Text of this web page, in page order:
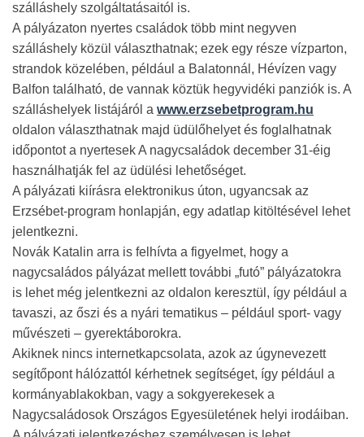
szálláshely szolgáltatásaitól is.
A pályázaton nyertes családok több mint negyven
szálláshely közül választhatnak; ezek egy része vízparton,
strandok közelében, például a Balatonnál, Hévízen vagy
Balfon található, de vannak köztük hegyvidéki panziók is. A
szálláshelyek listájáról a www.erzsebetprogram.hu
oldalon választhatnak majd üdülőhelyet és foglalhatnak
időpontot a nyertesek A nagycsaládok december 31-éig
használhatják fel az üdülési lehetőséget.
A pályázati kiírásra elektronikus úton, ugyancsak az
Erzsébet-program honlapján, egy adatlap kitöltésével lehet
jelentkezni.
Novák Katalin arra is felhívta a figyelmet, hogy a
nagycsaládos pályázat mellett további „futó” pályázatokra
is lehet még jelentkezni az oldalon keresztül, így például a
tavaszi, az őszi és a nyári tematikus – például sport- vagy
művészeti – gyerektáborokra.
Akiknek nincs internetkapcsolata, azok az úgynevezett
segítőpont hálózattól kérhetnek segítséget, így például a
kormányablakokban, vagy a sokgyerekesek a
Nagycsaládosok Országos Egyesületének helyi irodáiban.